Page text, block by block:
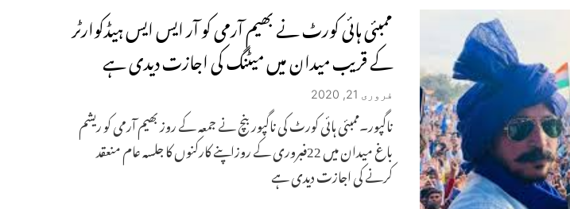
ممبئی ہائی کورٹ نے بھیم آرمی کو آر ایس ایس ہیڈکوارٹر
کے قریب میدان میں میٹنگ کی اجازت دیدی ہے
فروری 21, 2020
ناگپور۔ممبئی ہائی کورٹ کی ناگپور بنچ نے جمعہ کے روز بھیم آرمی کو ریشم
باغ میدان میں 22فبروری کے روزاپنے کارکنوں کا جلسہ عام منعقد
کرنے کی اجازت دیدی ہے